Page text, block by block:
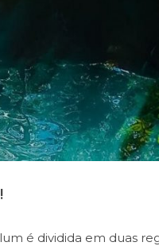
é dividida em duas